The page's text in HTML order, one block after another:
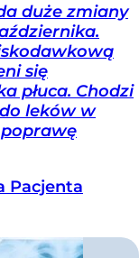
duże zmiany
się
płuca. Chodzi
leków w
poprawę
Pacjenta